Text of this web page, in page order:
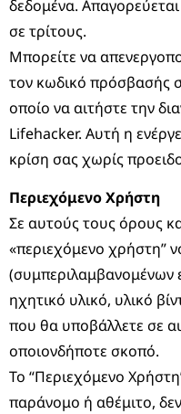
δεδομένα.
σε τρίτους.
Μπορείτε να
τον κωδικό πρόσβασής
οποίο να αιτήστε την
Lifehacker. Αυτή η
κρίση σας χωρίς
Περιεχόμενο Χρήστη
Σε αυτούς τους όρους
«περιεχόμενο χρήστη”
(συμπεριλαμβανομένων
ηχητικό υλικό, υλικό
που θα υποβάλλετε σε
οποιονδήποτε σκοπό.
Το “Περιεχόμενο
παράνομο ή αθέμιτο,